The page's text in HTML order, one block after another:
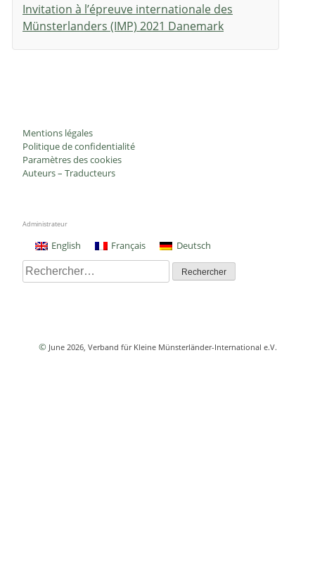
Invitation à l’épreuve internationale des
Münsterlanders (IMP) 2021 Danemark
Mentions légales
Politique de confidentialité
Paramètres des cookies
Auteurs – Traducteurs
Administrateur
English Français Deutsch
Rechercher :
© June 2026, Verband für Kleine Münsterländer-International e.V.